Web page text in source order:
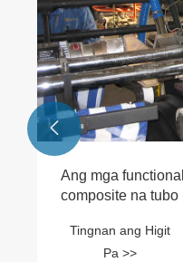
Ang mga
composite na tubo
Tingnan ang Higit
Pa >>
